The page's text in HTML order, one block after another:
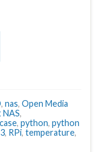
, nas, Open Media
NAS,
, python, python
, RPi, temperature,